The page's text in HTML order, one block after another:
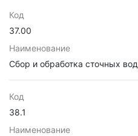
Код
37.00
Наименование
Сбор и обработка сточных вод
Код
38.1
Наименование